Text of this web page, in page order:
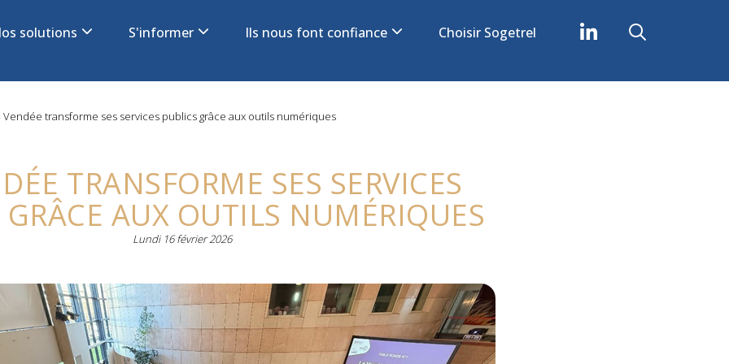
solutions S'informer Ils nous font confiance Choisir Sogetrel
Vendée transforme ses services publics grâce aux outils numériques
TRANSFORME SES SERVICES
GRÂCE AUX OUTILS NUMÉRIQUES
Lundi 16 février 2026